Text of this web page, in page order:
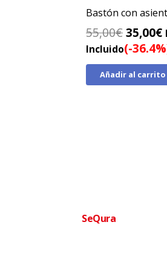
Bastón con
55,00€El
precio
original
era:
35,00€
Incluido(-
Añadir al carrito
SeQura